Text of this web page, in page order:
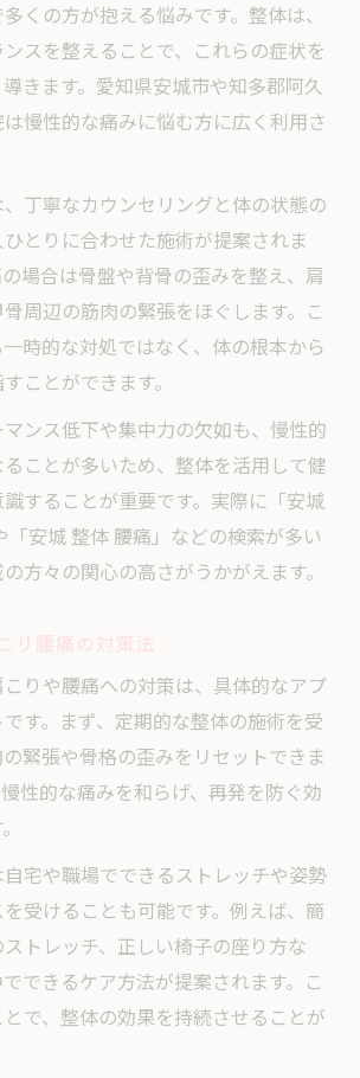
くの方が抱える悩みです。整体は、
スを整えることで、これらの症状を
きます。愛知県安城市や知多郡阿久
慢性的な痛みに悩む方に広く利用さ
丁寧なカウンセリングと体の状態の
とりに合わせた施術が提案されま
場合は骨盤や背骨の歪みを整え、肩
周辺の筋肉の緊張をほぐします。こ
時的な対処ではなく、体の根本から
ことができます。
ンス低下や集中力の欠如も、慢性的
ことが多いため、整体を活用して健
することが重要です。実際に「安城
安城 整体 腰痛」などの検索が多い
方々の関心の高さがうかがえます。
りや腰痛への対策は、具体的なアプ
す。まず、定期的な整体の施術を受
緊張や骨格の歪みをリセットできま
性的な痛みを和らげ、再発を防ぐ効
宅や職場でできるストレッチや姿勢
受けることも可能です。例えば、簡
トレッチ、正しい椅子の座り方な
できるケア方法が提案されます。こ
で、整体の効果を持続させることが